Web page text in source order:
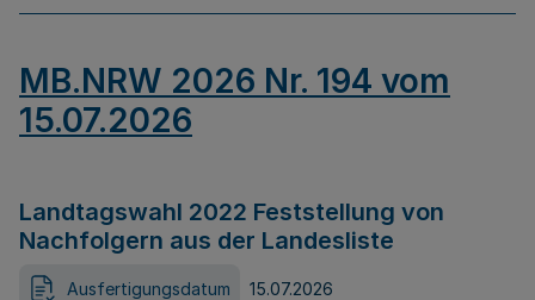
MB.NRW 2026 Nr. 194 vom
15.07.2026
Landtagswahl 2022 Feststellung von
Nachfolgern aus der Landesliste
Ausfertigungsdatum 15.07.2026